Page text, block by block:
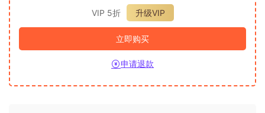
VIP 5折
升级VIP
立即购买
申请退款